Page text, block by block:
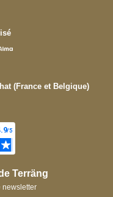
(France et Belgique)
Terräng
newsletter